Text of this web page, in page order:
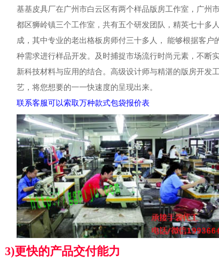
基基皮具厂在广州市白云区有两个样品版房工作室，广州
都区狮岭镇三个工作室，共有五个研发团队，精英七十多
成，其中专业的老出格板房师付三十多人， 能够根据客户
种需求进行样品开发。及时捕捉市场流行时尚元素，不断
新科技材料与应用的结合。高级设计师与精湛的版房开发
艺，将您想要的一一快速度的呈现出来。
联系客服可以索取万种款式包袋报价表
3)更快的产品交付能力